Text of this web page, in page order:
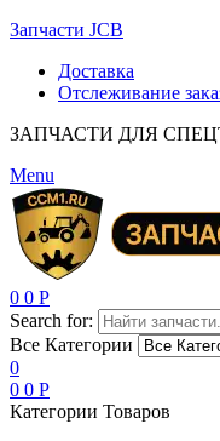
Запчасти JCB
Доставка
Отслеживание
ЗАПЧАСТИ ДЛЯ
Menu
0 0 Р
Search for:
Все Категории
0
0 0 Р
Категории Товаров